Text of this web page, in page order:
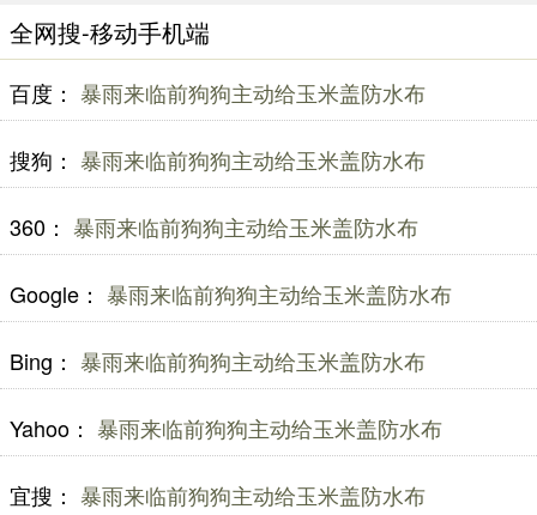
全网搜-移动手机端
百度： 暴雨来临前狗狗主动给玉米盖防水布
搜狗： 暴雨来临前狗狗主动给玉米盖防水布
360： 暴雨来临前狗狗主动给玉米盖防水布
Google： 暴雨来临前狗狗主动给玉米盖防水布
Bing： 暴雨来临前狗狗主动给玉米盖防水布
Yahoo： 暴雨来临前狗狗主动给玉米盖防水布
宜搜： 暴雨来临前狗狗主动给玉米盖防水布